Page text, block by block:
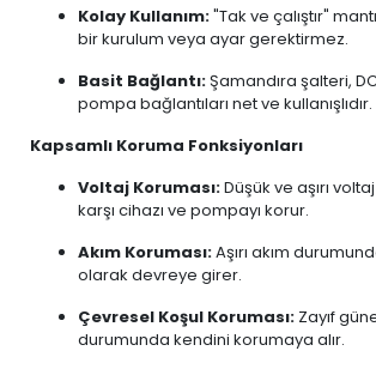
Kolay Kullanım:"Tak ve çalıştır"
bir kurulum veya ayar gerektirmez.
Basit Bağlantı:Şamandıra şalteri,
pompa bağlantıları net ve kullanışlıdır.
Kapsamlı Koruma Fonksiyonları
Voltaj Koruması:Düşük ve aşırı
karşı cihazı ve pompayı korur.
Akım Koruması:Aşırı akım
olarak devreye girer.
Çevresel Koşul Koruması: Zayıf
durumunda kendini korumaya alır.